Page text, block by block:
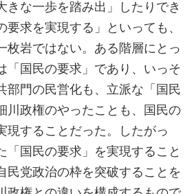
きな一歩を踏み出」したりでき
求を実現する」といっても、
枚岩ではない。ある階層にとっ
「国民の要求」であり、いっそ
部門の民営化も、立派な「国民
川政権のやったことも、国民の
現することだった。したがっ
「国民の要求」を実現すること
民党政治の枠を突破することを